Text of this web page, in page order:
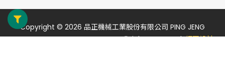
Copyright © 2026 品正機械工業股份有限公司 PING JENG
MACHINERY INDUSTRY CO., LTD. All rights reserved.網頁設計